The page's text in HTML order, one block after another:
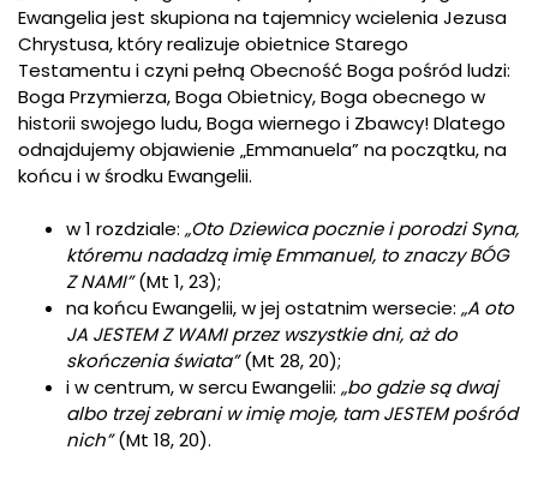
Ewangelia jest skupiona na tajemnicy wcielenia Jezusa
Chrystusa, który realizuje obietnice Starego
Testamentu i czyni pełną Obecność Boga pośród ludzi:
Boga Przymierza, Boga Obietnicy, Boga obecnego w
historii swojego ludu, Boga wiernego i Zbawcy! Dlatego
odnajdujemy objawienie „Emmanuela” na początku, na
końcu i w środku Ewangelii.
w 1 rozdziale: „Oto Dziewica pocznie i porodzi Syna,
któremu nadadzą imię Emmanuel, to znaczy BÓG
Z NAMI”(Mt 1, 23);
na końcu Ewangelii, w jej ostatnim wersecie: „A oto
JA JESTEM Z WAMI przez wszystkie dni, aż do
skończenia świata”(Mt 28, 20);
i w centrum, w sercu Ewangelii: „bo gdzie są dwaj
albo trzej zebrani w imię moje, tam JESTEM pośród
nich”(Mt 18, 20).